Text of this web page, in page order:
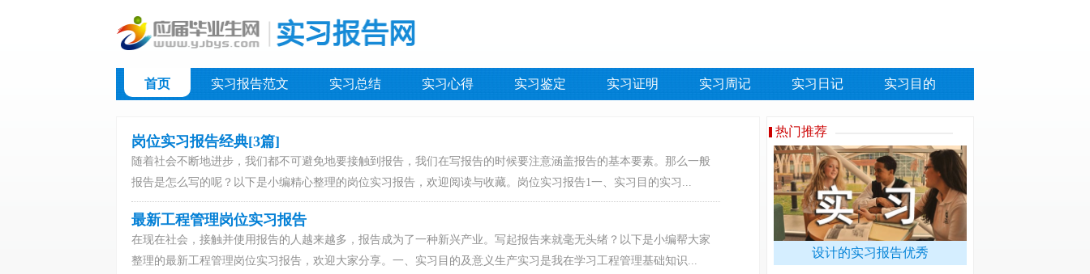
首页 实习报告范文 实习总结 实习心得 实习鉴定 实习证明 实习周记 实习日记 实习目的
岗位实习报告经典[3篇]
随着社会不断地进步，我们都不可避免地要接触到报告，我们在写报告的时候要注意涵盖报告的基本要素。那么一般
报告是怎么写的呢？以下是小编精心整理的岗位实习报告，欢迎阅读与收藏。岗位实习报告1一、实习目的实习...
最新工程管理岗位实习报告
在现在社会，接触并使用报告的人越来越多，报告成为了一种新兴产业。写起报告来就毫无头绪？以下是小编帮大家
整理的最新工程管理岗位实习报告，欢迎大家分享。一、实习目的及意义生产实习是我在学习工程管理基础知识...
热门推荐
设计的实习报告优秀